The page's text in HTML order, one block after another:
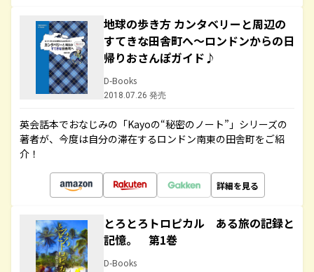
地球の歩き方 カンタベリーと周辺の
すてきな田舎町へ～ロンドンからの日
帰りおさんぽガイド♪
D-Books
2018.07.26 発売
英会話本でおなじみの「Kayoの“秘密のノート”」シリーズの
著者が、今度は自分の滞在するロンドン南東の田舎町をご紹
介！
詳細を見る
とろとろトロピカル ある旅の記録と
記憶。 第1巻
D-Books